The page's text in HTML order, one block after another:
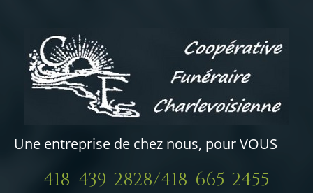
Une entreprise de chez nous, pour VOUS
418-439-2828/418-665-2455